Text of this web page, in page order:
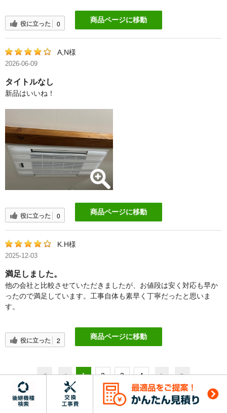
役に立った 0 商品ページに移動
A,N様
2026-06-09
タイトルなし
新品はいいね！
役に立った 0 商品ページに移動
K.H様
2025-12-03
満足しました。
他の会社と比較させていただきましたが、お値段は安く対応も早か
ったので満足しています。工事自体も素早く丁寧だったと思いま
す。
役に立った 2 商品ページに移動
1 2 3 4